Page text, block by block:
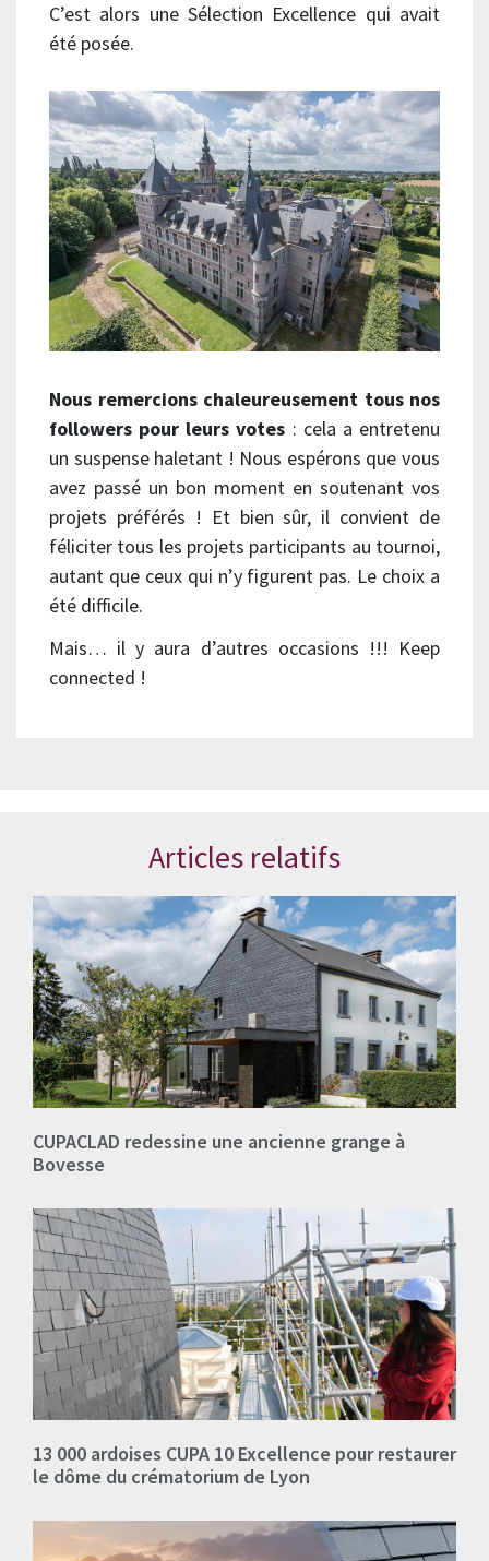
C’est alors une Sélection Excellence qui avait
été posée.
Nous remercions chaleureusement tous nos
followers pour leurs votes : cela a entretenu
un suspense haletant ! Nous espérons que vous
avez passé un bon moment en soutenant vos
projets préférés ! Et bien sûr, il convient de
féliciter tous les projets participants au tournoi,
autant que ceux qui n’y figurent pas. Le choix a
été difficile.
Mais… il y aura d’autres occasions !!! Keep
connected !
Articles relatifs
CUPACLAD redessine une ancienne grange à
Bovesse
13 000 ardoises CUPA 10 Excellence pour restaurer
le dôme du crématorium de Lyon